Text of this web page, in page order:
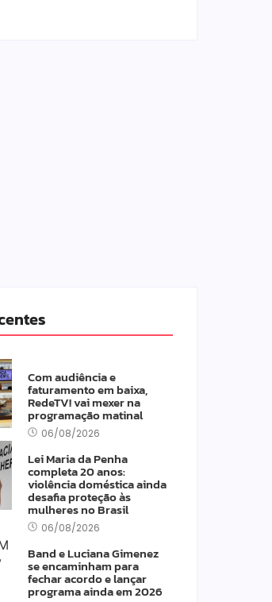
Com audiência e
faturamento em baixa,
RedeTV! vai mexer na
programação matinal
06/08/2026
Lei Maria da Penha
completa 20 anos:
violência doméstica ainda
desafia proteção às
mulheres no Brasil
06/08/2026
Band e Luciana Gimenez
se encaminham para
fechar acordo e lançar
programa ainda em 2026